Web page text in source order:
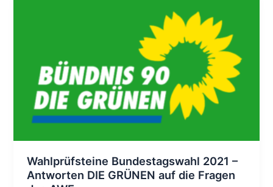
Fragen
des
AWE
Wahlprüfsteine Bundestagswahl 2021 –
Antworten DIE GRÜNEN auf die Fragen